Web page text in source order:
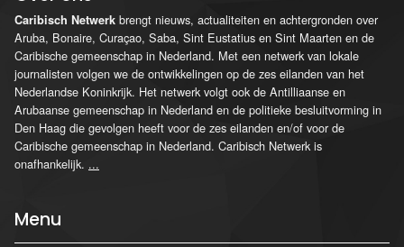
Caribisch Netwerk brengt nieuws, actualiteiten en achtergronden over
Aruba, Bonaire, Curaçao, Saba, Sint Eustatius en Sint Maarten en de
Caribische gemeenschap in Nederland. Met een netwerk van lokale
journalisten volgen we de ontwikkelingen op de zes eilanden van het
Nederlandse Koninkrijk. Het netwerk volgt ook de Antilliaanse en
Arubaanse gemeenschap in Nederland en de politieke besluitvorming in
Den Haag die gevolgen heeft voor de zes eilanden en/of voor de
Caribische gemeenschap in Nederland. Caribisch Netwerk is
onafhankelijk. ...
Menu